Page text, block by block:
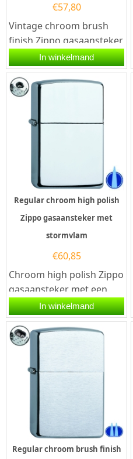
€57,80
Vintage chroom brush
finish Zippo gasaansteker
met stormvlam. Deze
Zippo aansteker heeft
een...
In winkelmand
Regular chroom high polish
Zippo gasaansteker met
stormvlam
€60,85
Chroom high polish Zippo
gasaansteker met een
stormvlam. Deze Zippo
aansteker heeft een...
In winkelmand
Regular chroom brush finish